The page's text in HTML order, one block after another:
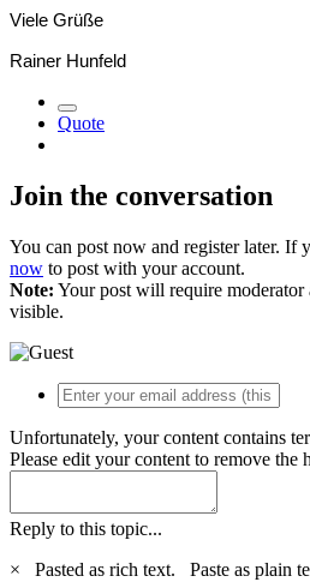
Viele Grüße
Rainer Hunfeld
Quote
Join the conversation
You can post now and register later. If
now to post with your account.
Note: Your post will require
visible.
Unfortunately, your content contains
Please edit your content to remove the
Reply to this topic...
×
Pasted as rich text. Paste as plain